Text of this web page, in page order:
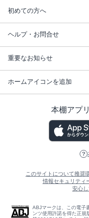
初めての方へ
ヘルプ・お問合せ
重要なお知らせ
ホームアイコンを追加
本棚アプ
このサイトについて推奨
情報セキュリティ
安心
ABJマークは、この電子
ンツ使用許諾を得た正規